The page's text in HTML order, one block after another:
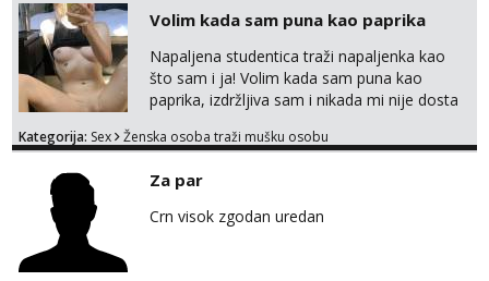
Volim kada sam puna kao paprika
Napaljena studentica traži napaljenka kao
što sam i ja! Volim kada sam puna kao
paprika, izdržljiva sam i nikada mi nije dosta
bilo kad i bilo gdje zato se javi što prije da
tamo, cekam te!
Kategorija: Sex Ženska osoba traži mušku osobu
Za par
Crn visok zgodan uredan